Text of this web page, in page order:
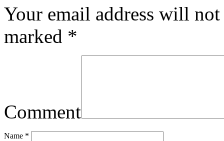
Your email address will
marked *
Comment
Name *